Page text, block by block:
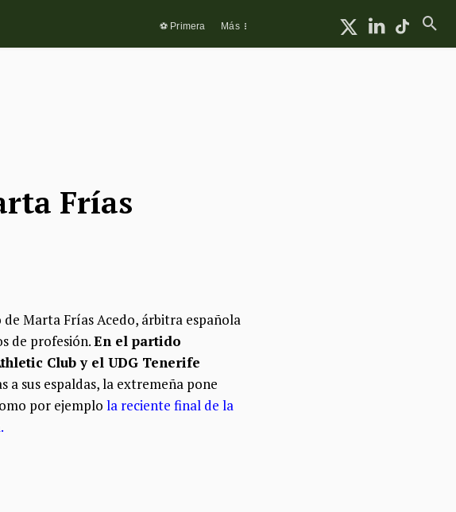
⚽ Primera Más
Frías
de Marta Frías Acedo, árbitra española
de profesión.En el partido
Club y el UDG Tenerife
a sus espaldas, la extremeña pone
por ejemplo la reciente final de la
.